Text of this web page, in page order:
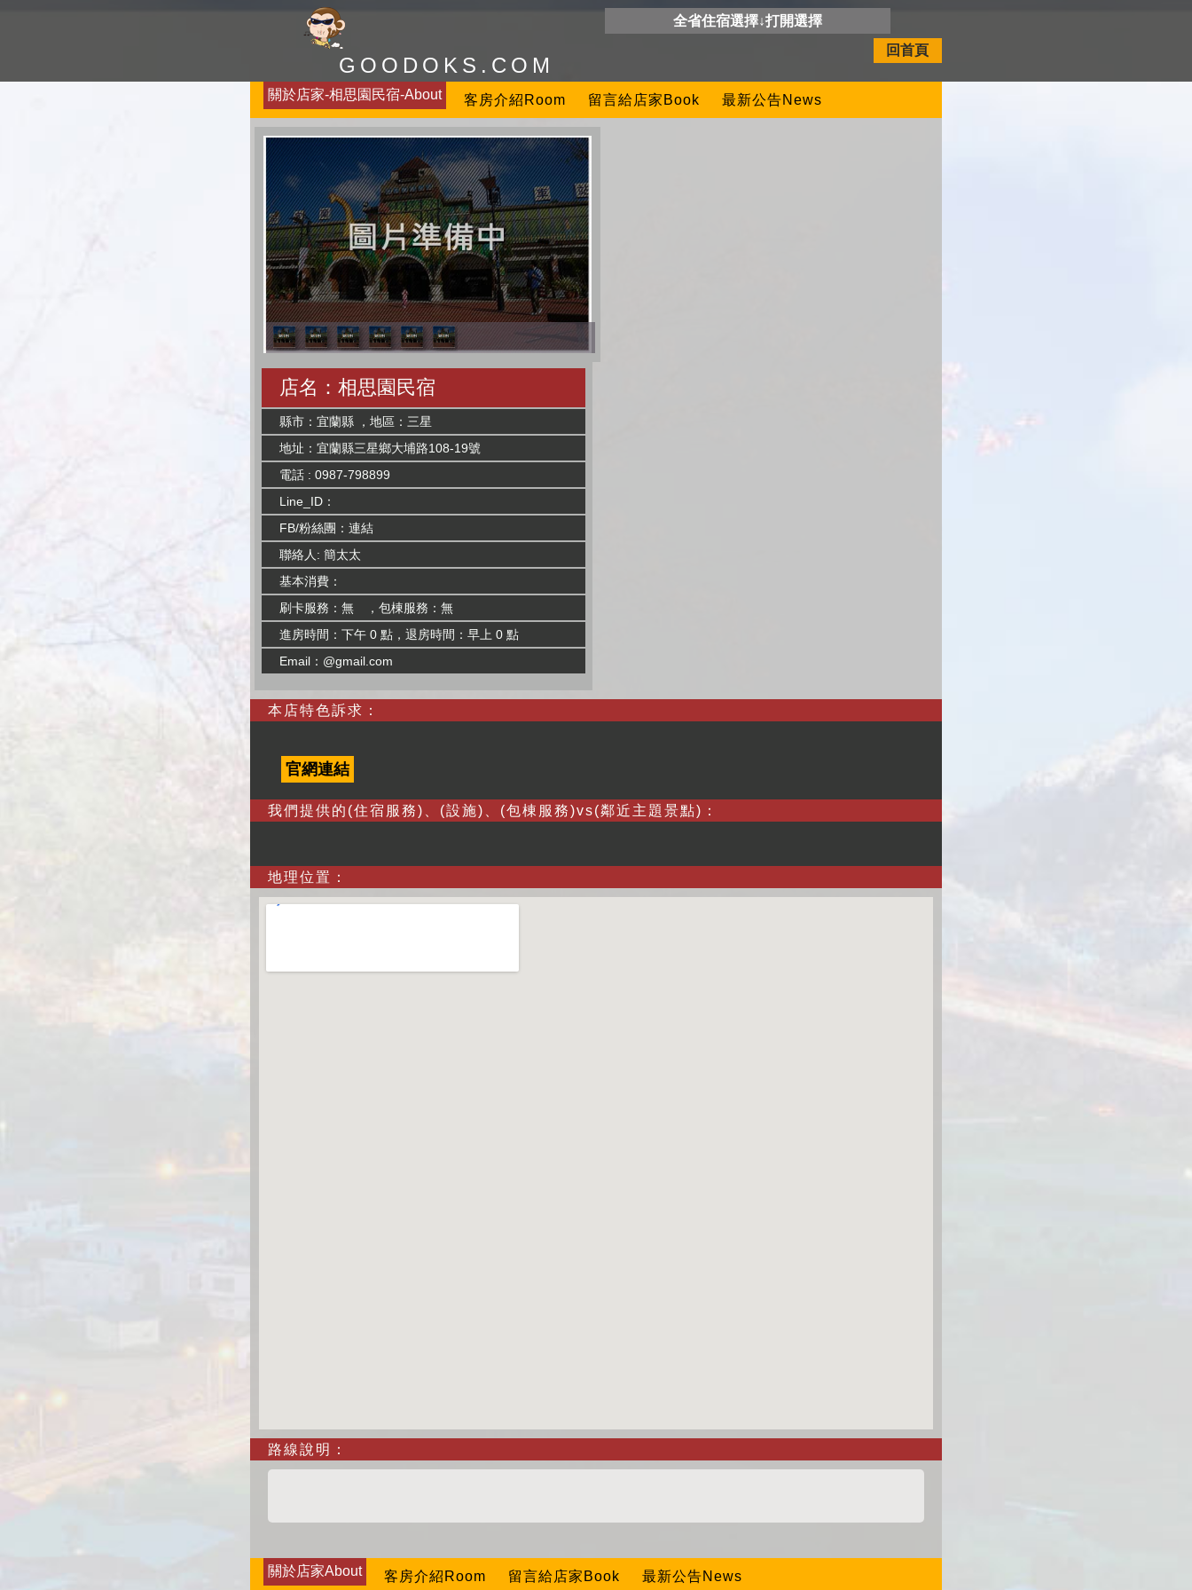
GOODOKS.COM
全省住宿選擇↓打開選擇
回首頁
關於店家-相思園民宿-About 客房介紹Room 留言給店家Book 最新公告News
店名：相思園民宿
縣市：宜蘭縣 ，地區：三星
地址：宜蘭縣三星鄉大埔路108-19號
電話 : 0987-798899
Line_ID：
FB/粉絲團：連結
聯絡人: 簡太太
基本消費：
刷卡服務：無 ，包棟服務：無
進房時間：下午 0 點，退房時間：早上 0 點
Email：@gmail.com
本店特色訴求：
官網連結
我們提供的(住宿服務)、(設施)、(包棟服務)vs(鄰近主題景點)：
地理位置：
路線說明：
關於店家About 客房介紹Room 留言給店家Book 最新公告News